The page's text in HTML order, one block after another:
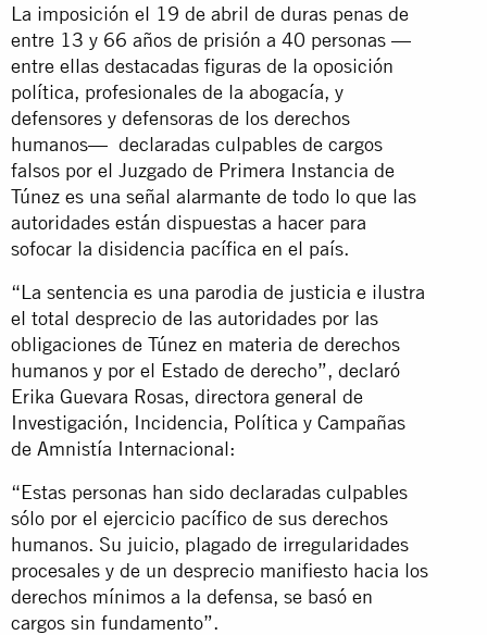
La imposición el 19 de abril de duras penas de
entre 13 y 66 años de prisión a 40 personas —
entre ellas destacadas figuras de la oposición
política, profesionales de la abogacía, y
defensores y defensoras de los derechos
humanos— declaradas culpables de cargos
falsos por el Juzgado de Primera Instancia de
Túnez es una señal alarmante de todo lo que las
autoridades están dispuestas a hacer para
sofocar la disidencia pacífica en el país.
“La sentencia es una parodia de justicia e ilustra
el total desprecio de las autoridades por las
obligaciones de Túnez en materia de derechos
humanos y por el Estado de derecho”, declaró
Erika Guevara Rosas, directora general de
Investigación, Incidencia, Política y Campañas
de Amnistía Internacional:
“Estas personas han sido declaradas culpables
sólo por el ejercicio pacífico de sus derechos
humanos. Su juicio, plagado de irregularidades
procesales y de un desprecio manifiesto hacia los
derechos mínimos a la defensa, se basó en
cargos sin fundamento”.